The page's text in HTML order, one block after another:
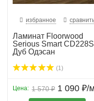
избранное
Ламинат Floorwood
Serious Smart
Дуб Одэсан
(1)
1 570 ₽
Цена: 1 090 ₽/